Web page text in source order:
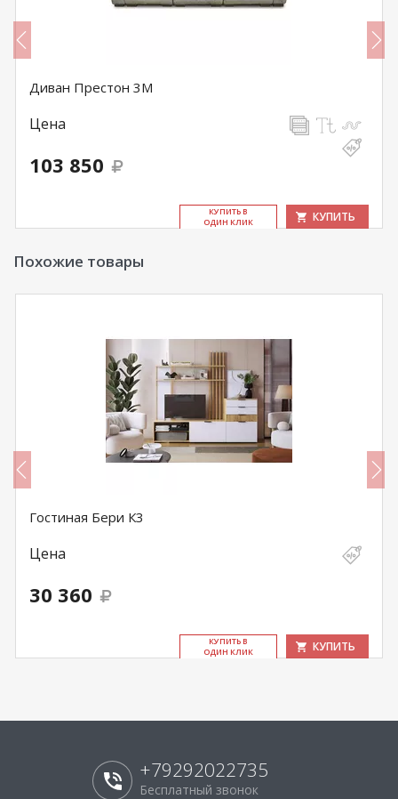
Диван Престон 3М
Цена
103 850
КУ­ПИТЬ В
ОДИН КЛИК
КУПИТЬ
Похожие товары
Гостиная Бери К3
Цена
30 360
КУ­ПИТЬ В
ОДИН КЛИК
КУПИТЬ
+79292022735
Бесплатный звонок